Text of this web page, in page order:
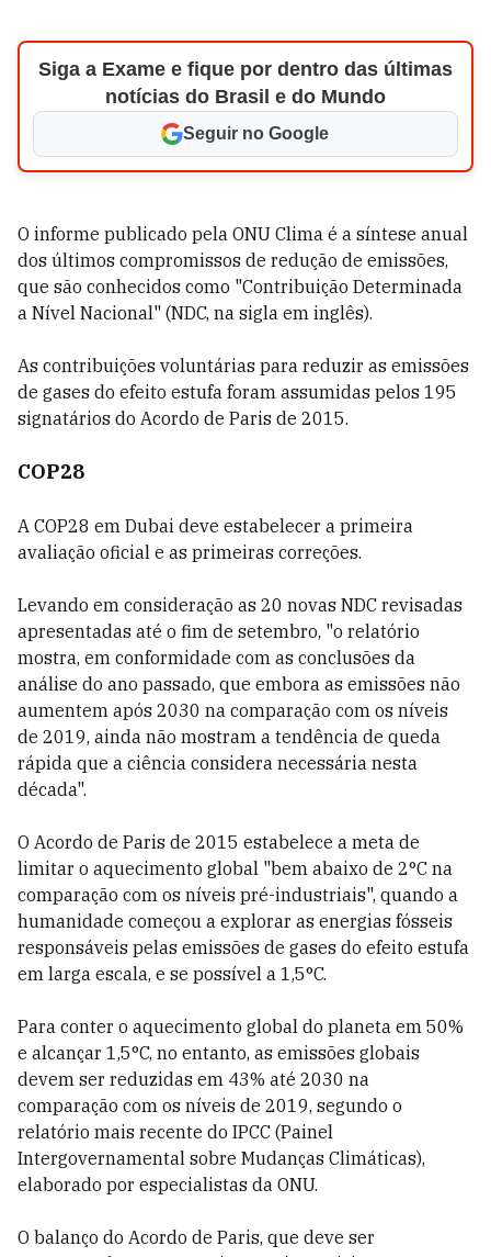
Siga a Exame e fique por dentro das últimas
notícias do Brasil e do Mundo
Seguir no Google
O informe publicado pela ONU Clima é a síntese anual
dos últimos compromissos de redução de emissões,
que são conhecidos como "Contribuição Determinada
a Nível Nacional" (NDC, na sigla em inglês).
As contribuições voluntárias para reduzir as emissões
de gases do efeito estufa foram assumidas pelos 195
signatários do Acordo de Paris de 2015.
COP28
A COP28 em Dubai deve estabelecer a primeira
avaliação oficial e as primeiras correções.
Levando em consideração as 20 novas NDC revisadas
apresentadas até o fim de setembro, "o relatório
mostra, em conformidade com as conclusões da
análise do ano passado, que embora as emissões não
aumentem após 2030 na comparação com os níveis
de 2019, ainda não mostram a tendência de queda
rápida que a ciência considera necessária nesta
década".
O Acordo de Paris de 2015 estabelece a meta de
limitar o aquecimento global "bem abaixo de 2°C na
comparação com os níveis pré-industriais", quando a
humanidade começou a explorar as energias fósseis
responsáveis pelas emissões de gases do efeito estufa
em larga escala, e se possível a 1,5°C.
Para conter o aquecimento global do planeta em 50%
e alcançar 1,5°C, no entanto, as emissões globais
devem ser reduzidas em 43% até 2030 na
comparação com os níveis de 2019, segundo o
relatório mais recente do IPCC (Painel
Intergovernamental sobre Mudanças Climáticas),
elaborado por especialistas da ONU.
O balanço do Acordo de Paris, que deve ser